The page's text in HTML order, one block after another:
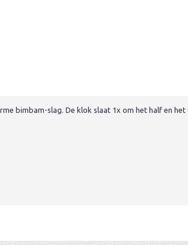
bimbam-slag. De klok slaat 1x om het half en het